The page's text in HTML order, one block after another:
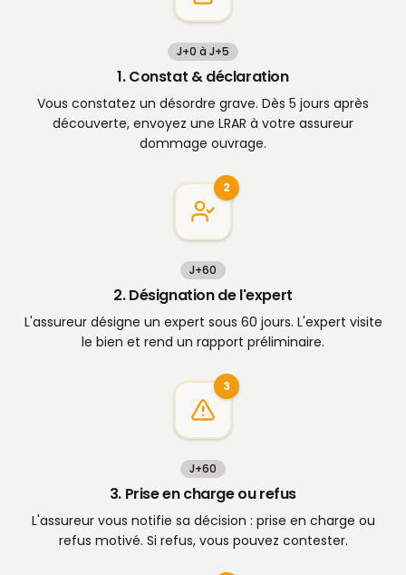
J+0 à J+5
1. Constat & déclaration
Vous constatez un désordre grave. Dès 5 jours après
découverte, envoyez une LRAR à votre assureur
dommage ouvrage.
2
J+60
2. Désignation de l'expert
L'assureur désigne un expert sous 60 jours. L'expert visite
le bien et rend un rapport préliminaire.
3
J+60
3. Prise en charge ou refus
L'assureur vous notifie sa décision : prise en charge ou
refus motivé. Si refus, vous pouvez contester.